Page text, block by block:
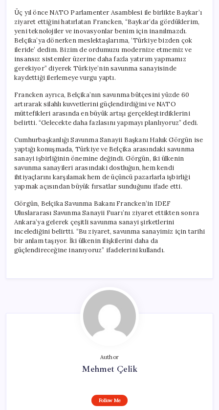
Üç yıl önce NATO Parlamenter Asamblesi ile birlikte Baykar’ı
ziyaret ettiğini hatırlatan Francken, “Baykar’da gördüklerim,
yeni teknolojiler ve inovasyonlar benim için inanılmazdı.
Belçika’ya dönerken meslektaşlarıma, ‘Türkiye bizden çok
ileride’ dedim. Bizim de ordumuzu modernize etmemiz ve
insansız sistemler üzerine daha fazla yatırım yapmamız
gerekiyor” diyerek Türkiye’nin savunma sanayisinde
kaydettiği ilerlemeye vurgu yaptı.
Francken ayrıca, Belçika’nın savunma bütçesini yüzde 60
artırarak silahlı kuvvetlerini güçlendirdiğini ve NATO
müttefikleri arasında en büyük artışı gerçekleştirdiklerini
belirtti. “Gelecekte daha fazlasını yapmayı planlıyoruz” dedi.
Cumhurbaşkanlığı Savunma Sanayii Başkanı Haluk Görgün ise
yaptığı konuşmada, Türkiye ve Belçika arasındaki savunma
sanayi işbirliğinin önemine değindi. Görgün, iki ülkenin
savunma sanayileri arasındaki dostluğun, hem kendi
ihtiyaçlarını karşılamak hem de üçüncü pazarlarla işbirliği
yapmak açısından büyük fırsatlar sunduğunu ifade etti.
Görgün, Belçika Savunma Bakanı Francken’in IDEF
Uluslararası Savunma Sanayii Fuarı’nı ziyaret ettikten sonra
Ankara’ya gelerek çeşitli savunma sanayi şirketlerini
incelediğini belirtti. “Bu ziyaret, savunma sanayimiz için tarihi
bir anlam taşıyor. İki ülkenin ilişkilerini daha da
güçlendireceğine inanıyoruz” ifadelerini kullandı.
Author
Mehmet Çelik
Follow Me